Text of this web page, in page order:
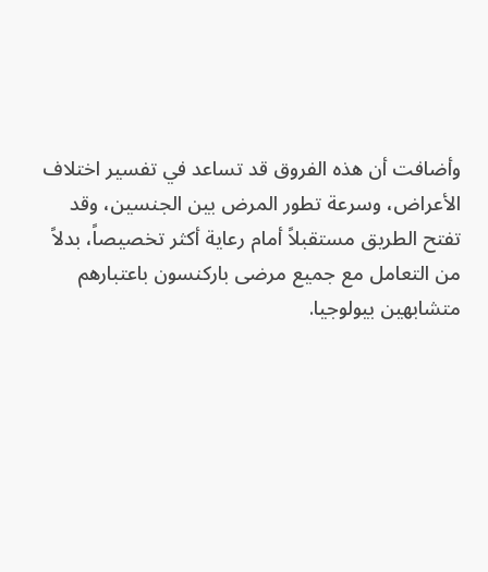
وأضافت أن هذه الفروق قد تساعد في تفسير اختلاف
الأعراض، وسرعة تطور المرض بين الجنسين، وقد
تفتح الطريق مستقبلاً أمام رعاية أكثر تخصيصاً، بدلاً
من التعامل مع جميع مرضى باركنسون باعتبارهم
متشابهين بيولوجيا.